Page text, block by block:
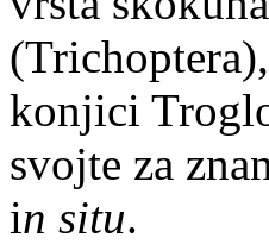
konjici
svojte za
in situ.